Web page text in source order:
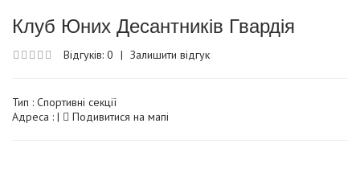
Клуб Юних Десантників Гвардія
Відгуків: 0 | Залишити відгук
Тип : Спортивні секції
Адреса : |
Подивитися на мапі